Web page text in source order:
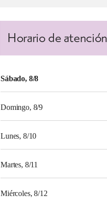
Horario de atención
Sábado, 8/8
Domingo, 8/9
Lunes, 8/10
Martes, 8/11
Miércoles, 8/12